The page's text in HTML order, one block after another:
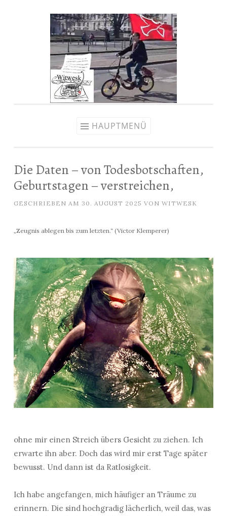
HAUPTMENÜ
Die Daten – von Todesbotschaften,
Geburtstagen – verstreichen,
GESCHRIEBEN AM 30. AUGUST 2025 VON WITWESK
„Zeugnis ablegen bis zum letzten.“ (Victor Klemperer)
ohne mir einen Streich übers Gesicht zu ziehen. Ich
erwarte ihn aber. Doch das wird mir erst Tage später
bewusst. Und dann ist da Ratlosigkeit.
Ich habe angefangen, mich häufiger an Träume zu
erinnern. Die sind hochgradig lächerlich, weil das, was